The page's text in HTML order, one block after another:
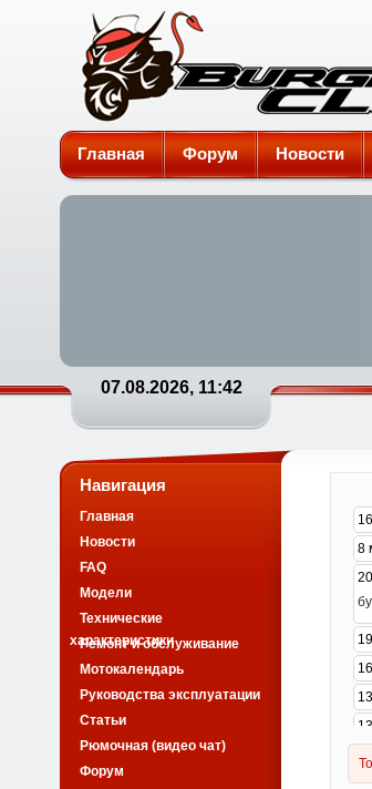
Burgman-Club
Главная Форум Новости
07.08.2026, 11:42
Навигация
Главная
Новости
FAQ
Модели
Технические
характеристики
Ремонт и обслуживание
Мотокалендарь
Руководства эксплуатации
Статьи
Рюмочная (видео чат)
Форум